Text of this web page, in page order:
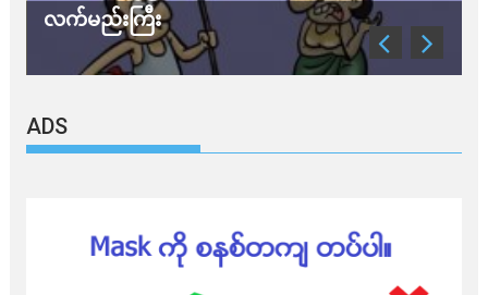
လက်မည်းကြီး
ADS